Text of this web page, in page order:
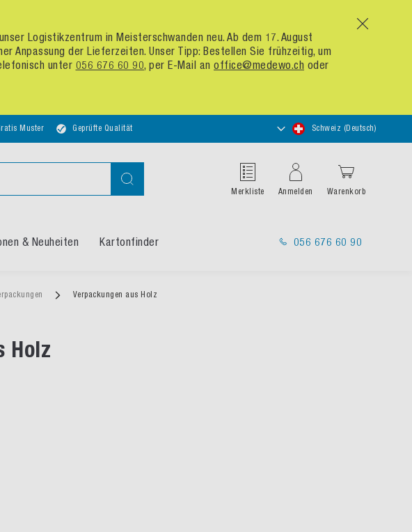
x
Logistikzentrum in Meisterschwanden neu. Ab dem 17. August
Anpassung der Lieferzeiten. Unser Tipp: Bestellen Sie frühzeitig, um
unter 056 676 60 90, per E-Mail an office@medewo.ch oder
Muster Geprüfte Qualität
Store
auswählen
Schweiz (Deutsch)
Suche
Merkliste Anmelden Warenkorb
& Neuheiten Kartonfinder 056 676 60 90
Verpackungen aus Holz
Holz